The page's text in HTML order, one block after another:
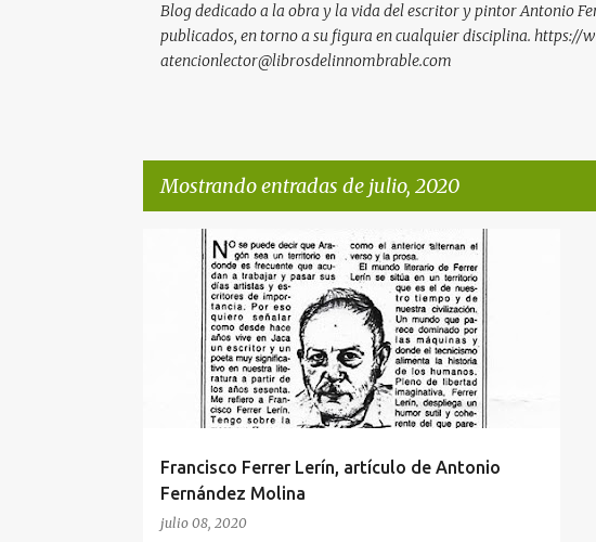
Blog dedicado a la obra y la vida del escritor y pintor Antonio
publicados, en torno a su figura en cualquier disciplina.
atencionlector@librosdelinnombrable.com
Mostrando entradas de julio, 2020
Francisco Ferrer Lerín, artículo de Antonio
Fernández Molina
julio 08, 2020
A. F. MOLINA ABC ABC ARAGÓN ARTÍCULO
FRANCISCO FERRER LERÍN